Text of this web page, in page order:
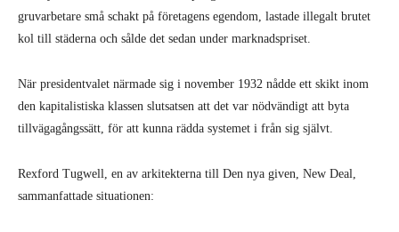
gruvarbetare små schakt på företagens egendom, lastade illegalt brutet
kol till städerna och sålde det sedan under marknadspriset.
När presidentvalet närmade sig i november 1932 nådde ett skikt inom
den kapitalistiska klassen slutsatsen att det var nödvändigt att byta
tillvägagångssätt, för att kunna rädda systemet i från sig självt.
Rexford Tugwell, en av arkitekterna till Den nya given, New Deal,
sammanfattade situationen: